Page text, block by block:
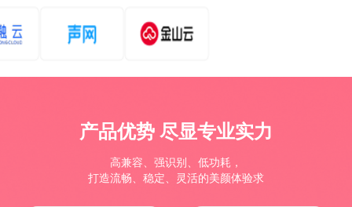
产品优势 尽显专业实力
高兼容、强识别、低功耗，
打造流畅、稳定、灵活的美颜体验求